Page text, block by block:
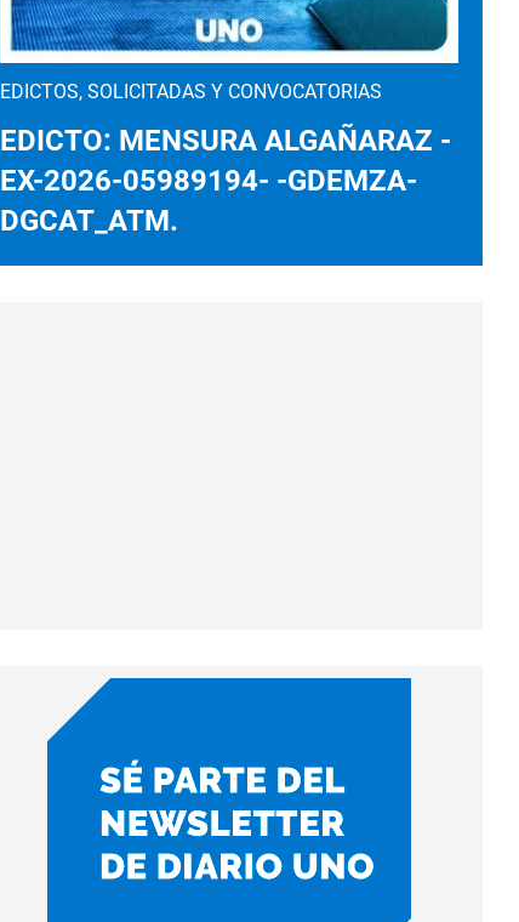
EDICTOS, SOLICITADAS Y CONVOCATORIAS
EDICTO: MENSURA ALGAÑARAZ -
EX-2026-05989194- -GDEMZA-
DGCAT_ATM.